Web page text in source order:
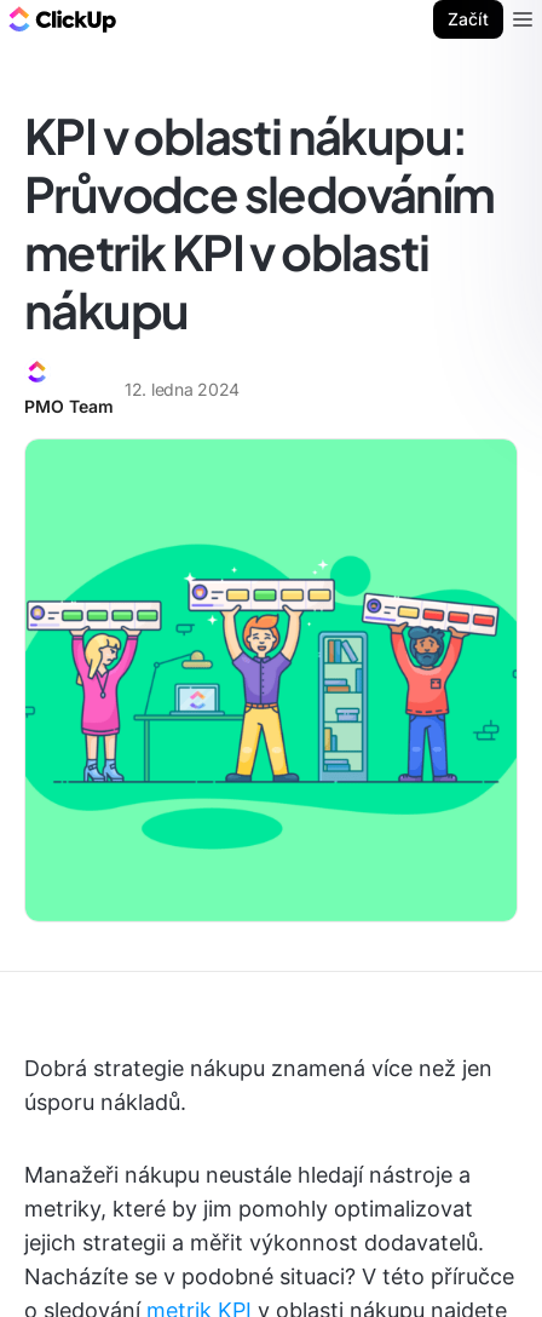
Začít
KPI v oblasti nákupu:
Průvodce sledováním
metrik KPI v oblasti
nákupu
PMO Team
12. ledna 2024
Dobrá strategie nákupu znamená více než jen
úsporu nákladů.
Manažeři nákupu neustále hledají nástroje a
metriky, které by jim pomohly optimalizovat
jejich strategii a měřit výkonnost dodavatelů.
Nacházíte se v podobné situaci? V této příručce
o sledování metrik KPI v oblasti nákupu najdete